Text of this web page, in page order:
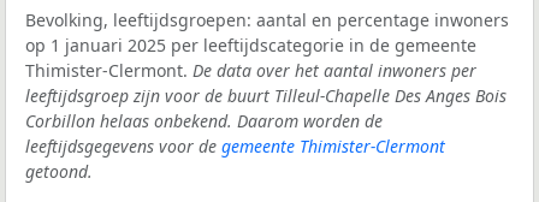
Bevolking, leeftijdsgroepen: aantal en percentage inwoners
op 1 januari 2025 per leeftijdscategorie in de gemeente
Thimister-Clermont. De data over het aantal inwoners per
leeftijdsgroep zijn voor de buurt Tilleul-Chapelle Des Anges Bois
Corbillon helaas onbekend. Daarom worden de
leeftijdsgegevens voor de gemeente Thimister-Clermont
getoond.